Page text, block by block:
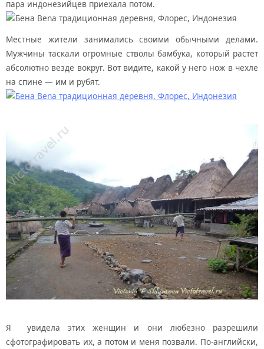
пара индонезийцев приехала потом.
Местные жители занимались своими обычными делами.
Мужчины таскали огромные стволы бамбука, который растет
абсолютно везде вокруг. Вот видите, какой у него нож в чехле
на спине — им и рубят.
Я увидела этих женщин и они любезно разрешили
сфотографировать их, а потом и меня позвали. По-английски,